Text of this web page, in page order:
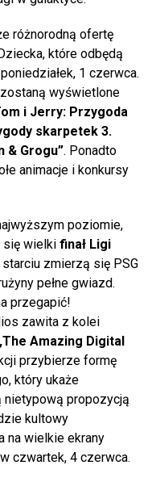
różnorodną ofertę
które odbędą
1 czerwca.
wyświetlone
i Jerry: Przygoda
skarpetek 3.
& Grogu”. Ponadto
animacje i konkursy
poziomie,
się wielki finał Ligi
zmierzą się PSG
pełne gwiazd.
przegapić!
zawita z kolei
Amazing Digital
przybierze formę
który ukaże
nietypową propozycją
kultowy
na wielkie ekrany
czwartek, 4 czerwca.